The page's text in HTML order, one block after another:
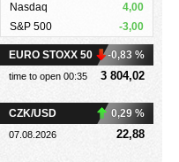
Nasdaq
4,00
S&P 500
-3,00
EURO STOXX 50 -0,83 %
time to open 00:35 3 804,02
CZK/USD 0,29 %
07.08.2026 22,88